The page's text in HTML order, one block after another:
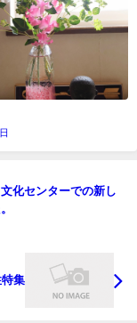
化センターでの新し
集